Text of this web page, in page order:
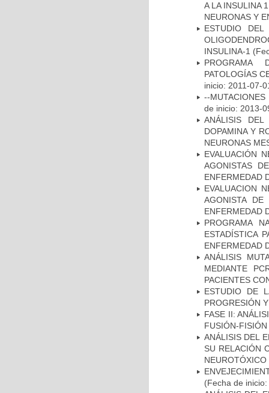
A LA INSULINA
NEURONAS Y
ESTUDIO
INSULINA-1
PROGRAMA
PATOLOGÍAS
inicio: 2011-07-
--
de inicio: 2013-
ANÁLISIS
DOPAMINA Y
NEURONAS
EVALUACIÓN
AGONISTAS
ENFERMEDAD
EVALUACION
AGONISTA
ENFERMEDAD
PROGRAMA
ESTADÍSTICA
ENFERMEDAD
ANÁLISIS
MEDIANTE
PACIENTES
ESTUDIO DE
PROGRESIÓN
FASE II:
FUSIÓN-
ANÁLISIS DEL
SU RELACIÓN
NEUROTÓXICO
(Fecha de